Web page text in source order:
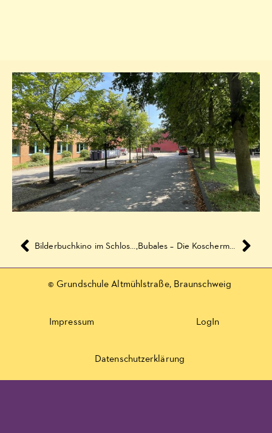
‚Bubales – Die Koschermaschine‘ – Vorstellung für Lehrer
© Grundschule Altmühlstraße, Braunschweig
Impressum LogIn
Datenschutzerklärung